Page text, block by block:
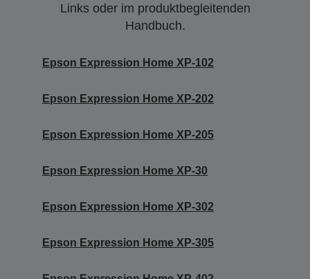
Links oder im produktbegleitenden
Handbuch.
Epson Expression Home XP-102
Epson Expression Home XP-202
Epson Expression Home XP-205
Epson Expression Home XP-30
Epson Expression Home XP-302
Epson Expression Home XP-305